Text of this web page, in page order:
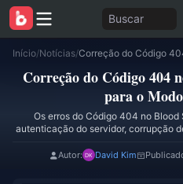
Buscar
Início/Notícias/
Correção do Código 404
para o
Os erros do Código 404 no
autenticação do servidor, corrupção
do evento de colaboração de
Autor: David Kim